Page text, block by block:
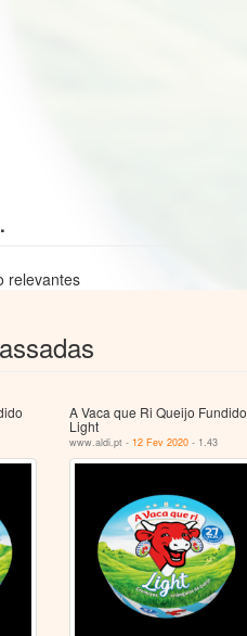
relevantes
A Vaca que Ri Queijo Fundido
Light
www.aldi.pt - 12 Fev 2020- 1.43